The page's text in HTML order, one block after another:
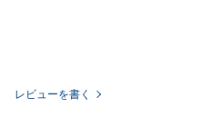
レビューを書く